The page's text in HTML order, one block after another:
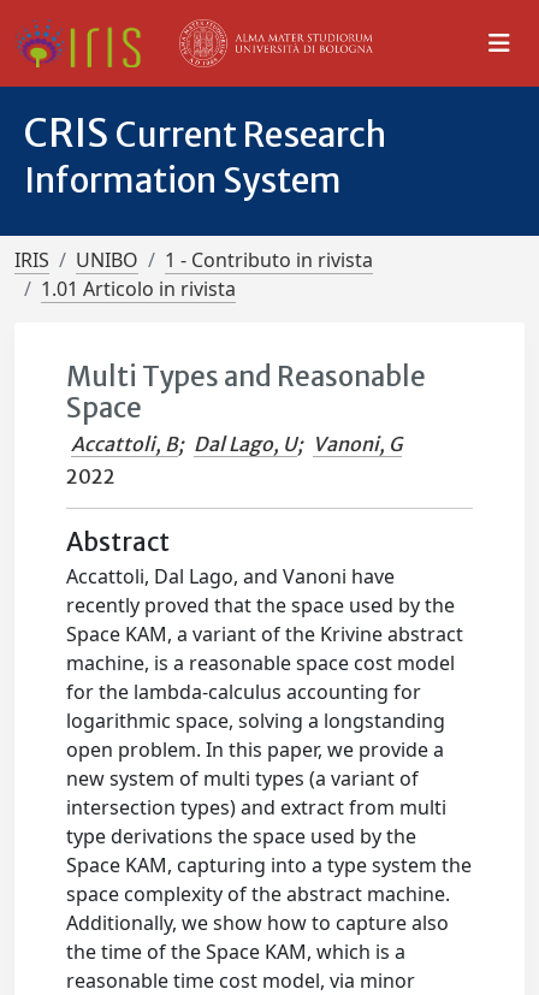
CRIS Current Research
Information System
IRIS UNIBO
1 - Contributo in rivista
1.01 Articolo in rivista
Multi Types and Reasonable
Space
Accattoli, B; Dal Lago, U; Vanoni, G
2022
Abstract
Accattoli, Dal Lago, and Vanoni have
recently proved that the space used by the
Space KAM, a variant of the Krivine abstract
machine, is a reasonable space cost model
for the lambda-calculus accounting for
logarithmic space, solving a longstanding
open problem. In this paper, we provide a
new system of multi types (a variant of
intersection types) and extract from multi
type derivations the space used by the
Space KAM, capturing into a type system the
space complexity of the abstract machine.
Additionally, we show how to capture also
the time of the Space KAM, which is a
reasonable time cost model, via minor